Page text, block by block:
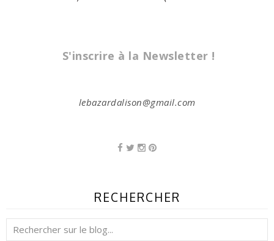
S'inscrire à la Newsletter !
lebazardalison@gmail.com
RECHERCHER